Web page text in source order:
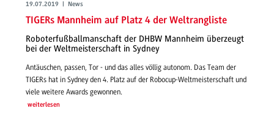
19.07.2019 | News
TIGERs Mannheim auf Platz 4 der Weltrangliste
Roboterfußballmanschaft der DHBW Mannheim überzeugt
bei der Weltmeisterschaft in Sydney
Antäuschen, passen, Tor - und das alles völlig autonom. Das Team der
TIGERs hat in Sydney den 4. Platz auf der Robocup-Weltmeisterschaft und
viele weitere Awards gewonnen.
weiterlesen